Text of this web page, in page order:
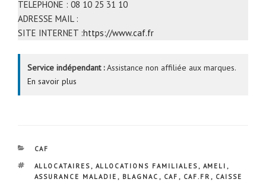
TELEPHONE : 08 10 25 31 10
ADRESSE MAIL :
SITE INTERNET :https://www.caf.fr
Service indépendant :Assistance non affiliée aux marques.
En savoir plus
CATÉGORIES
CAF
ÉTIQUETTES
ALLOCATAIRES, ALLOCATIONS FAMILIALES, AMELI ,
ASSURANCE MALADIE , BLAGNAC , CAF , CAF.FR , CAISSE